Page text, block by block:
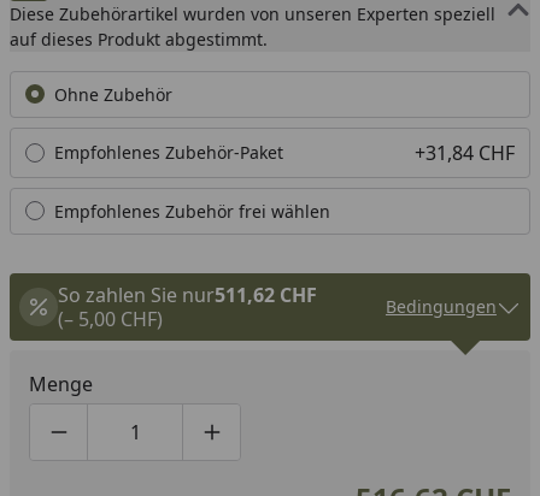
Diese Zubehörartikel wurden von unseren Experten speziell
auf dieses Produkt abgestimmt.
Ohne Zubehör
Empfohlenes Zubehör-Paket +31,84 CHF
Empfohlenes Zubehör frei wählen
So zahlen Sie nur511,62 CHF
(– 5,00 CHF)
Bedingungen
Menge
Produktmenge um eins verringern
Produktmenge manuell eingeben
Produktmenge um eins erhöhen